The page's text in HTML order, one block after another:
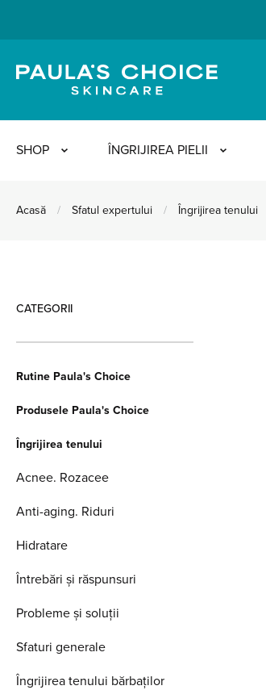
SHOP ÎNGRIJIREA PIELII
Acasă / Sfatul expertului / Îngrijirea tenului
CATEGORII
Rutine Paula's Choice
Produsele Paula's Choice
Îngrijirea tenului
Acnee. Rozacee
Anti-aging. Riduri
Hidratare
Întrebări și răspunsuri
Probleme și soluții
Sfaturi generale
Îngrijirea tenului bărbaților